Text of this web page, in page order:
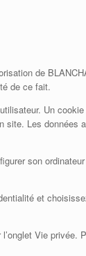
de
de ce fait.
Un
site. Les
son
et
Vie privée.